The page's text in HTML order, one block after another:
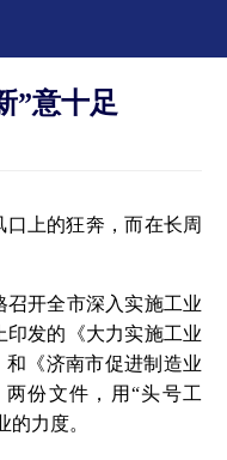
”意十足
上的狂奔，而在长周
开全市深入实施工业
发的《大力实施工业
和《济南市促进制造业
份文件，用“头号工
力度。